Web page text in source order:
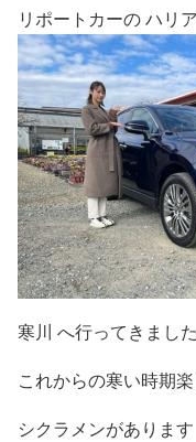
リポートカーの ハリ
寒川 へ行ってきました
これからの寒い時期
シクラメンがあります